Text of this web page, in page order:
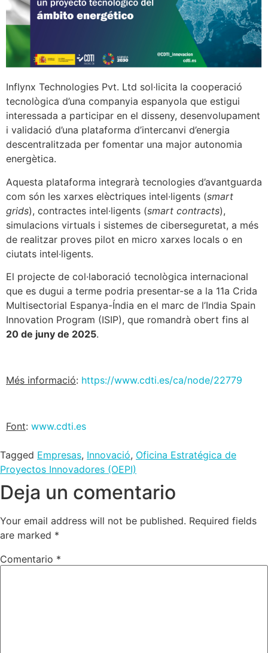
Inflynx Technologies Pvt. Ltd sol·licita la cooperació
tecnològica d’una companyia espanyola que estigui
interessada a participar en el disseny, desenvolupament
i validació d’una plataforma d’intercanvi d’energia
descentralitzada per fomentar una major autonomia
energètica.
Aquesta plataforma integrarà tecnologies d’avantguarda
com són les xarxes elèctriques intel·ligents (smart
grids), contractes intel·ligents (smart contracts),
simulacions virtuals i sistemes de ciberseguretat, a més
de realitzar proves pilot en micro xarxes locals o en
ciutats intel·ligents.
El projecte de col·laboració tecnològica internacional
que es dugui a terme podria presentar-se a la 11a Crida
Multisectorial Espanya-Índia en el marc de l’India Spain
Innovation Program (ISIP), que romandrà obert fins al
20 de juny de 2025.
Més informació: https://www.cdti.es/ca/node/22779
Font: www.cdti.es
Tagged Empresas, Innovació, Oficina Estratégica de
Proyectos Innovadores (OEPI)
Deja un comentario
Your email address will not be published. Required fields
are marked *
Comentario *